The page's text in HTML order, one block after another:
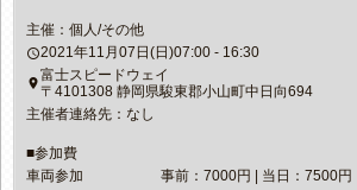
主催：個人/その他
access_time2021年11月07日(日)07:00 - 16:30
place富士スピードウェイ
〒4101308 静岡県駿東郡小山町中日向694
主催者連絡先：なし
■参加費
車両参加
事前：7000円 | 当日：7500円